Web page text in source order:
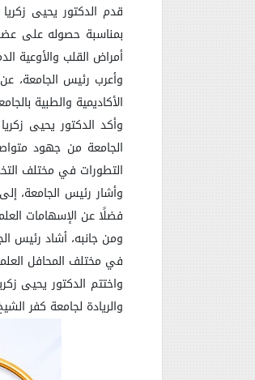
قدم الدكتور يحيى
بمناسبة حصوله على
أمراض القلب والأوعية
وأعرب رئيس الجامعة، عن
الأكاديمية والطبية
وأكد الدكتور يحيى
الجامعة من جهود
التطورات في مختلف
وأشار رئيس الجامعة،
فضلًا عن الإسهامات
ومن جانبه، أشاد رئيس
في مختلف المحافل
واختتم الدكتور يحيى
والريادة لجامعة كفر